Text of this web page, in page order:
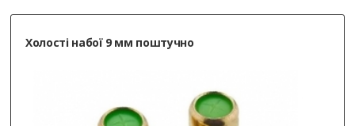
Холості набої 9 мм поштучно